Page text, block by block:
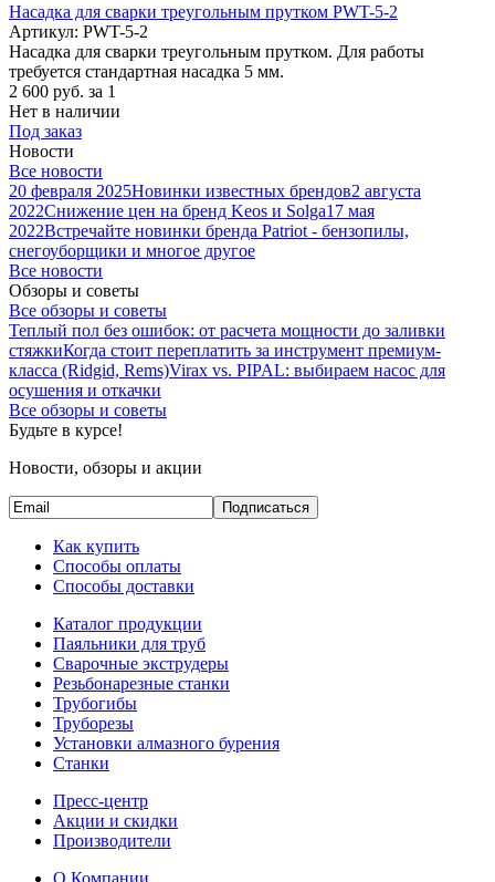
Насадка для сварки треугольным прутком PWT-5-2
Артикул: PWT-5-2
Насадка для сварки треугольным прутком. Для работы
требуется стандартная насадка 5 мм.
2 600 руб. за 1
Нет в наличии
Под заказ
Новости
Все новости
20 февраля 2025Новинки известных брендов2 августа
2022Снижение цен на бренд Keos и Solga17 мая
2022Встречайте новинки бренда Patriot - бензопилы,
снегоуборщики и многое другое
Все новости
Обзоры и советы
Все обзоры и советы
Теплый пол без ошибок: от расчета мощности до заливки
стяжкиКогда стоит переплатить за инструмент премиум-
класса (Ridgid, Rems)Virax vs. PIPAL: выбираем насос для
осушения и откачки
Все обзоры и советы
Будьте в курсе!
Новости, обзоры и акции
Подписаться
Как купить
Способы оплаты
Способы доставки
Каталог продукции
Паяльники для труб
Сварочные экструдеры
Резьбонарезные станки
Трубогибы
Труборезы
Установки алмазного бурения
Станки
Пресс-центр
Акции и скидки
Производители
О Компании